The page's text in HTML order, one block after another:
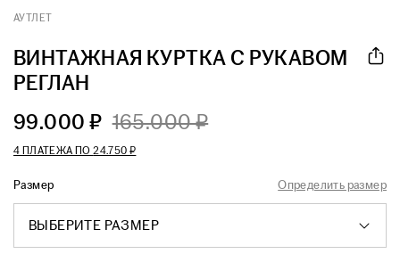
АУТЛЕТ
ВИНТАЖНАЯ КУРТКА С РУКАВОМ
РЕГЛАН
99.000 ₽ 165.000 ₽
4 ПЛАТЕЖА ПО24.750 ₽
Размер Определить размер
ВЫБЕРИТЕ РАЗМЕР